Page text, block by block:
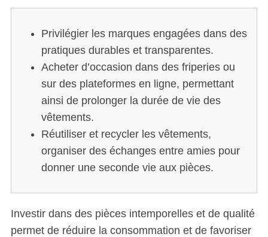
Privilégier les marques engagées dans des
pratiques durables et transparentes.
Acheter d’occasion dans des friperies ou
sur des plateformes en ligne, permettant
ainsi de prolonger la durée de vie des
vêtements.
Réutiliser et recycler les vêtements,
organiser des échanges entre amies pour
donner une seconde vie aux pièces.
Investir dans des pièces intemporelles et de qualité
permet de réduire la consommation et de favoriser
h
f